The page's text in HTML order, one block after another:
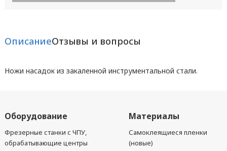
ОписаниеОтзывы и вопросы
Ножи насадок из закаленной инструментальной стали.
Оборудование
Фрезерные станки с ЧПУ,
обрабатывающие центры
Материалы
Самоклеящиеся пленки
(новые)